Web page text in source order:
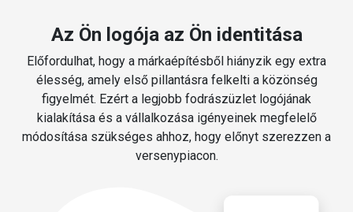
Az Ön logója az Ön identitása
Előfordulhat, hogy a márkaépítésből hiányzik egy extra
élesség, amely első pillantásra felkelti a közönség
figyelmét. Ezért a legjobb fodrászüzlet logójának
kialakítása és a vállalkozása igényeinek megfelelő
módosítása szükséges ahhoz, hogy előnyt szerezzen a
versenypiacon.